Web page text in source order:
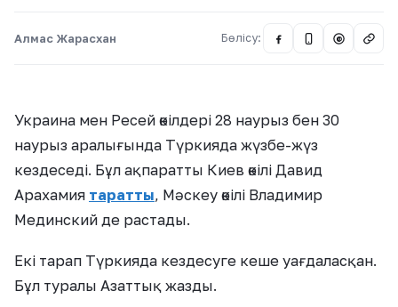
Алмас Жарасхан Бөлісу: @
Украина мен Ресей өкілдері 28 наурыз бен 30
наурыз аралығында Түркияда жүзбе-жүз
кездеседі. Бұл ақпаратты Киев өкілі Давид
Арахамия таратты, Мәскеу өкілі Владимир
Мединский де растады.
Екі тарап Түркияда кездесуге кеше уағдаласқан.
Бұл туралы Азаттық жазды.